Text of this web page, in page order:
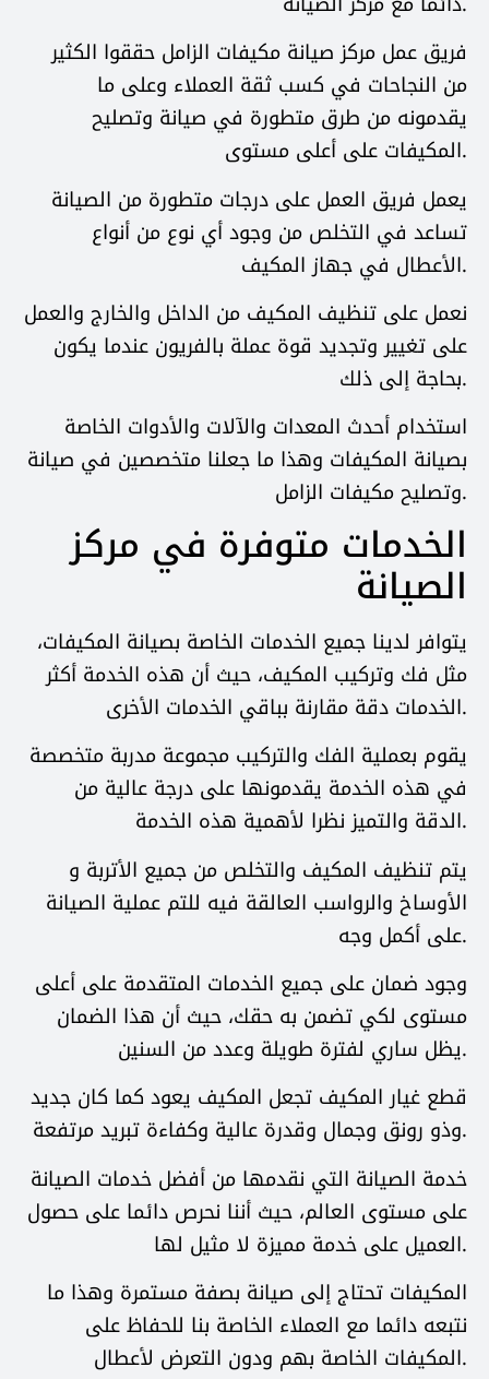
فريق عمل مركز صيانة مكيفات الزامل حققوا الكثير
من النجاحات في كسب ثقة العملاء وعلى ما
يقدمونه من طرق متطورة في صيانة وتصليح
المكيفات على أعلى مستوى.
يعمل فريق العمل على درجات متطورة من الصيانة
تساعد في التخلص من وجود أي نوع من أنواع
الأعطال في جهاز المكيف.
نعمل على تنظيف المكيف من الداخل والخارج والعمل
على تغيير وتجديد قوة عملة بالفريون عندما يكون
بحاجة إلى ذلك.
استخدام أحدث المعدات والآلات والأدوات الخاصة
بصيانة المكيفات وهذا ما جعلنا متخصصين في صيانة
وتصليح مكيفات الزامل.
الخدمات متوفرة في مركز
الصيانة
يتوافر لدينا جميع الخدمات الخاصة بصيانة المكيفات،
مثل فك وتركيب المكيف، حيث أن هذه الخدمة أكثر
الخدمات دقة مقارنة بباقي الخدمات الأخرى.
يقوم بعملية الفك والتركيب مجموعة مدربة متخصصة
في هذه الخدمة يقدمونها على درجة عالية من
الدقة والتميز نظرا لأهمية هذه الخدمة.
يتم تنظيف المكيف والتخلص من جميع الأتربة و
الأوساخ والرواسب العالقة فيه للتم عملية الصيانة
على أكمل وجه.
وجود ضمان على جميع الخدمات المتقدمة على أعلى
مستوى لكي تضمن به حقك، حيث أن هذا الضمان
يظل ساري لفترة طويلة وعدد من السنين.
قطع غيار المكيف تجعل المكيف يعود كما كان جديد
وذو رونق وجمال وقدرة عالية وكفاءة تبريد مرتفعة.
خدمة الصيانة التي نقدمها من أفضل خدمات الصيانة
على مستوى العالم، حيث أننا نحرص دائما على حصول
العميل على خدمة مميزة لا مثيل لها.
المكيفات تحتاج إلى صيانة بصفة مستمرة وهذا ما
نتبعه دائما مع العملاء الخاصة بنا للحفاظ على
المكيفات الخاصة بهم ودون التعرض لأعطال.